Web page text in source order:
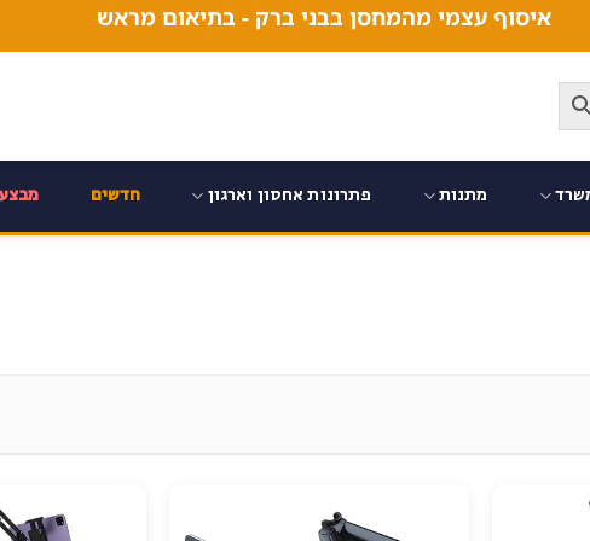
איסוף עצמי מהמחסן בבני ברק - בתיאום מראש
מתנות פתרונות אחסון וארגון חדשים